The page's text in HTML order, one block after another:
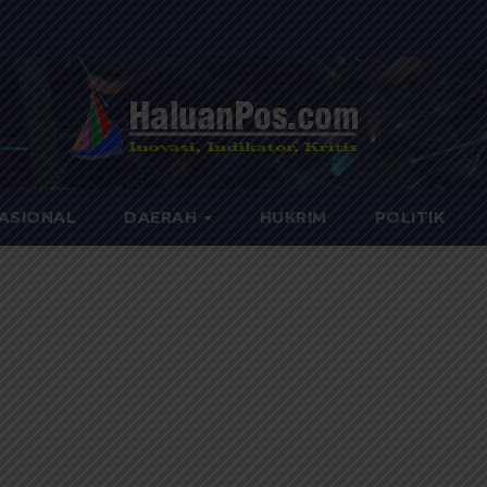
DAERAH HUKRIM POLITIK